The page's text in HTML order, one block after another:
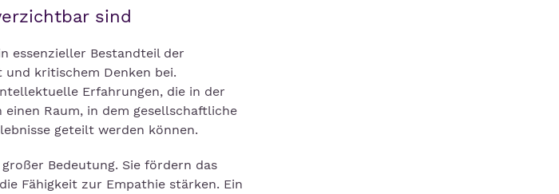
sind
essenzieller Bestandteil der
kritischem Denken bei.
Erfahrungen, die in der
Raum, in dem gesellschaftliche
geteilt werden können.
Bedeutung. Sie fördern das
Fähigkeit zur Empathie stärken. Ein